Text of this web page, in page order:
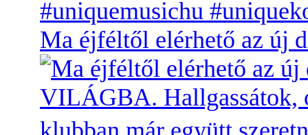
Ma éjféltől elérhető az új